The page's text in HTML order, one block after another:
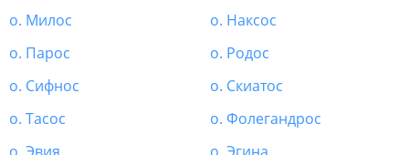
о. Милос
о. Наксос
о. Парос
о. Родос
о. Сифнос
о. Скиатос
о. Тасос
о. Фолегандрос